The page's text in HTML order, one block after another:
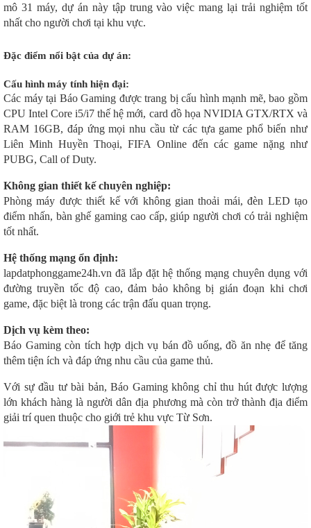
mô 31 máy, dự án này tập trung vào việc mang lại trải nghiệm tốt
nhất cho người chơi tại khu vực.
Đặc điểm nổi bật của dự án:
Cấu hình máy tính hiện đại:
Các máy tại Báo Gaming được trang bị cấu hình mạnh mẽ, bao gồm
CPU Intel Core i5/i7 thế hệ mới, card đồ họa NVIDIA GTX/RTX và
RAM 16GB, đáp ứng mọi nhu cầu từ các tựa game phổ biến như
Liên Minh Huyền Thoại, FIFA Online đến các game nặng như
PUBG, Call of Duty.
Không gian thiết kế chuyên nghiệp:
Phòng máy được thiết kế với không gian thoải mái, đèn LED tạo
điểm nhấn, bàn ghế gaming cao cấp, giúp người chơi có trải nghiệm
tốt nhất.
Hệ thống mạng ổn định:
lapdatphonggame24h.vn đã lắp đặt hệ thống mạng chuyên dụng với
đường truyền tốc độ cao, đảm bảo không bị gián đoạn khi chơi
game, đặc biệt là trong các trận đấu quan trọng.
Dịch vụ kèm theo:
Báo Gaming còn tích hợp dịch vụ bán đồ uống, đồ ăn nhẹ để tăng
thêm tiện ích và đáp ứng nhu cầu của game thủ.
Với sự đầu tư bài bản, Báo Gaming không chỉ thu hút được lượng
lớn khách hàng là người dân địa phương mà còn trở thành địa điểm
giải trí quen thuộc cho giới trẻ khu vực Từ Sơn.